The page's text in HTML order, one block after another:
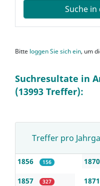
Suche
Bitte loggen Sie sich ein, um
Suchresultate in
(13993 Treffer):
Treffer pro
1856 156
1857 327
1870
1871